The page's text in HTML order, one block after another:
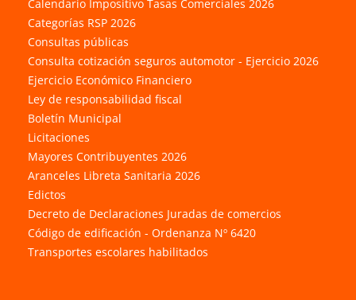
Calendario Impositivo Tasas Comerciales 2026
Categorías RSP 2026
Consultas públicas
Consulta cotización seguros automotor - Ejercicio 2026
Ejercicio Económico Financiero
Ley de responsabilidad fiscal
Boletín Municipal
Licitaciones
Mayores Contribuyentes 2026
Aranceles Libreta Sanitaria 2026
Edictos
Decreto de Declaraciones Juradas de comercios
Código de edificación - Ordenanza Nº 6420
Transportes escolares habilitados